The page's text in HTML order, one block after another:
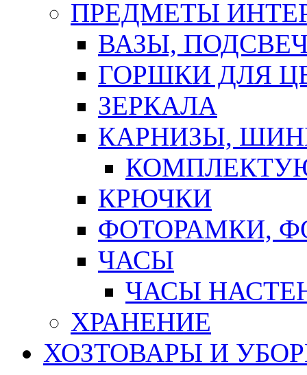
ПРЕДМЕТЫ
ВАЗЫ,
ГОРШКИ ДЛЯ
ЗЕРКАЛА
КАРНИЗЫ,
КРЮЧКИ
ФОТОРАМКИ,
ЧАСЫ
ЧАСЫ
ХРАНЕНИЕ
ХОЗТОВАРЫ И